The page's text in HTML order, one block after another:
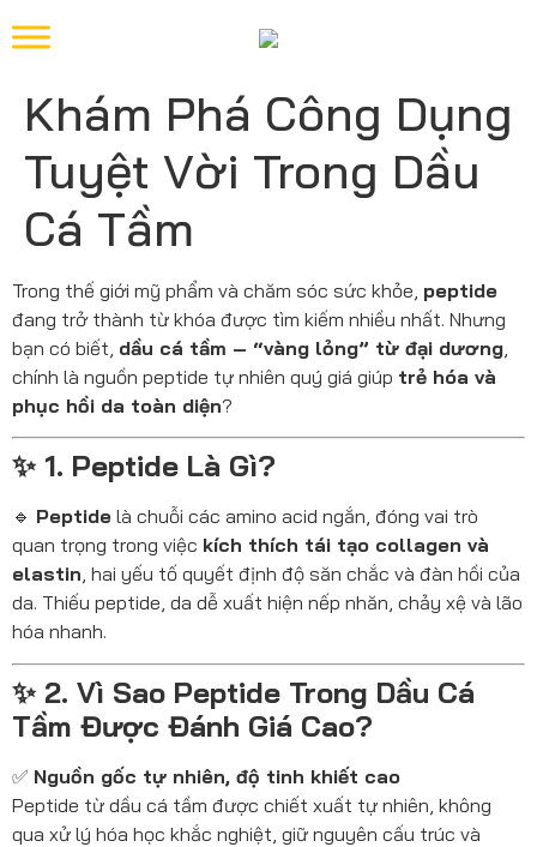
Khám Phá Công Dụng
Tuyệt Vời Trong Dầu
Cá Tầm
Trong thế giới mỹ phẩm và chăm sóc sức khỏe, peptide
đang trở thành từ khóa được tìm kiếm nhiều nhất. Nhưng
bạn có biết, dầu cá tầm – “vàng lỏng” từ đại dương,
chính là nguồn peptide tự nhiên quý giá giúp trẻ hóa và
phục hồi da toàn diện?
✨ 1. Peptide Là Gì?
🔹 Peptide là chuỗi các amino acid ngắn, đóng vai trò
quan trọng trong việc kích thích tái tạo collagen và
elastin, hai yếu tố quyết định độ săn chắc và đàn hồi của
da. Thiếu peptide, da dễ xuất hiện nếp nhăn, chảy xệ và lão
hóa nhanh.
✨ 2. Vì Sao Peptide Trong Dầu Cá
Tầm Được Đánh Giá Cao?
✅ Nguồn gốc tự nhiên, độ tinh khiết cao
Peptide từ dầu cá tầm được chiết xuất tự nhiên, không
qua xử lý hóa học khắc nghiệt, giữ nguyên cấu trúc và